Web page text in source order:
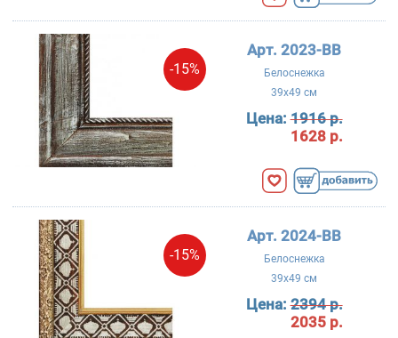
-15%
Арт. 2023-BB
Белоснежка
39x49 см
Цена:1916 р.
1628 р.
-15%
Арт. 2024-BB
Белоснежка
39x49 см
Цена:2394 р.
2035 р.